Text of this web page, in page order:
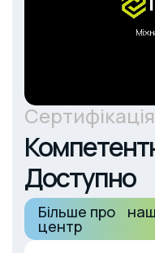
Доступно
Більше про наш
центр